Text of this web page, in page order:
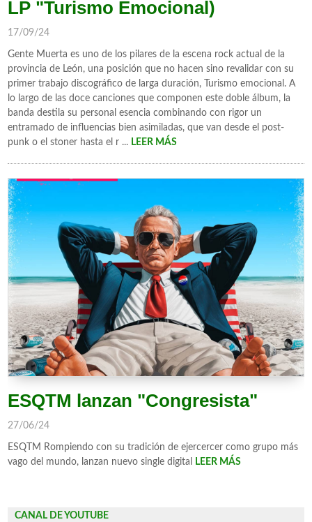
LP "Turismo Emocional)
17/09/24
Gente Muerta es uno de los pilares de la escena rock actual de la
provincia de León, una posición que no hacen sino revalidar con su
primer trabajo discográfico de larga duración, Turismo emocional. A
lo largo de las doce canciones que componen este doble álbum, la
banda destila su personal esencia combinando con rigor un
entramado de influencias bien asimiladas, que van desde el post-
punk o el stoner hasta el r ... LEER MÁS
ESQTM lanzan "Congresista"
27/06/24
ESQTM Rompiendo con su tradición de ejercercer como grupo más
vago del mundo, lanzan nuevo single digital
LEER MÁS
CANAL DE YOUTUBE